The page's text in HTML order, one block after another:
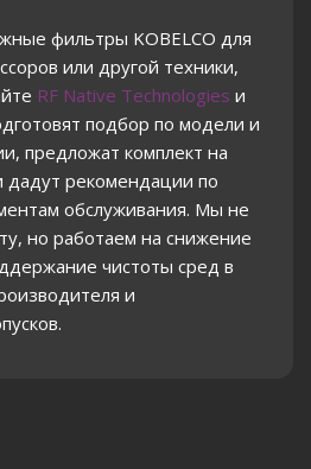
фильтры KOBELCO для
или другой техники,
RF Native Technologies и
подбор по модели и
предложат комплект на
рекомендации по
обслуживания. Мы не
но работаем на снижение
чистоты сред в
и